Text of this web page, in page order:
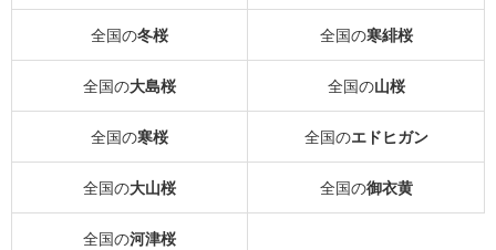
全国の冬桜 全国の寒緋桜
全国の大島桜 全国の山桜
全国の寒桜 全国のエドヒガン
全国の大山桜 全国の御衣黄
全国の河津桜